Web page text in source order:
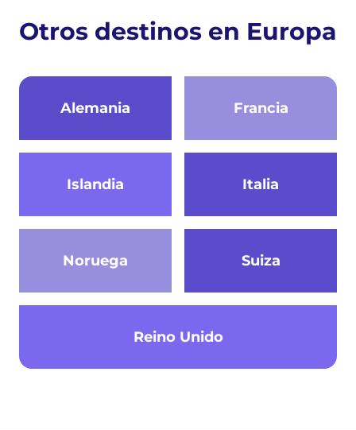
Otros destinos en Europa
Alemania Francia
Islandia Italia
Noruega
Reino Unido
Suiza